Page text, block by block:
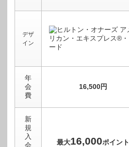
デザ
イン
年
会
費
16,500円
新
規
入
会
最大16,000ポイント